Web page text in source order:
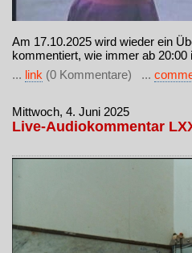
Am 17.10.2025 wird wieder ein
kommentiert, wie immer ab
... link (0 Kommentare) ...
Mittwoch, 4. Juni 2025
Live-Audiokommentar